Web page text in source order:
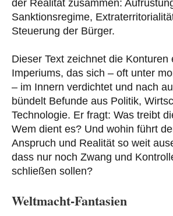
der Realität zusammen:
Sanktionsregime,
Steuerung der Bürger.
Dieser Text zeichnet die Konturen
Imperiums, das sich – oft unter
– im Innern verdichtet und nach
bündelt Befunde aus Politik,
Technologie. Er fragt: Was treibt
Wem dient es? Und wohin führt
Anspruch und Realität so weit
dass nur noch Zwang und
schließen sollen?
Weltmacht-Fantasien